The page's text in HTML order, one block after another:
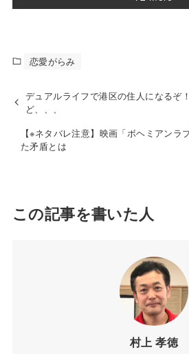
恋愛がらみ
デュアルライフで港区の住人になるぞ
ど、、、
【※ネタバレ注意】映画「ボヘミアンラ
た矛盾とは
この記事を書いた人
村上 孝徳